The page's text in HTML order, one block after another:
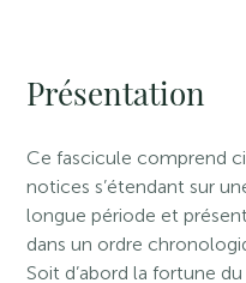
Présentation
Ce fascicule comprend
notices s’étendant sur
longue période et
dans un ordre
Soit d’abord la fortune